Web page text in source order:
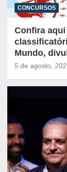
CONCURSOS
Confira
Mundo,
5 de agosto,